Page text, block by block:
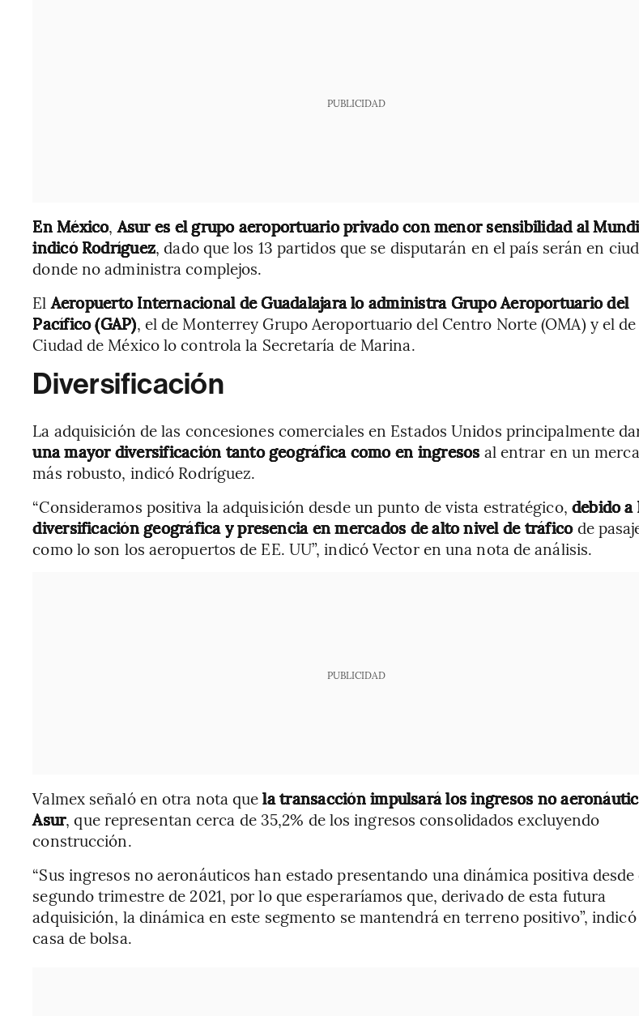
PUBLICIDAD
En México,Asur es el grupo aeroportuario privado con menor sensibilidad al
indicó Rodríguez, dado que los 13 partidos que se disputarán en el país serán en
donde no administra complejos.
ElAeropuerto Internacional de Guadalajara lo administra Grupo Aeroportuario del
Pacífico (GAP), el de Monterrey Grupo Aeroportuario del Centro Norte (OMA) y el de
Ciudad de México lo controla la Secretaría de Marina.
Diversificación
La adquisición de las concesiones comerciales en Estados Unidos principalmente
una mayor diversificación tanto geográfica como en ingresos al entrar en un
más robusto, indicó Rodríguez.
“Consideramos positiva la adquisición desde un punto de vista estratégico, debido a
diversificación geográfica y presencia en mercados de alto nivel de tráficode
como lo son los aeropuertos de EE. UU”, indicó Vector en una nota de análisis.
PUBLICIDAD
Valmex señaló en otra nota quela transacción impulsará los ingresos no
Asur, que representan cerca de 35,2% de los ingresos consolidados excluyendo
construcción.
“Sus ingresos no aeronáuticos han estado presentando una dinámica positiva desde
segundo trimestre de 2021, por lo que esperaríamos que, derivado de esta futura
adquisición, la dinámica en este segmento se mantendrá en terreno positivo”, indicó
casa de bolsa.